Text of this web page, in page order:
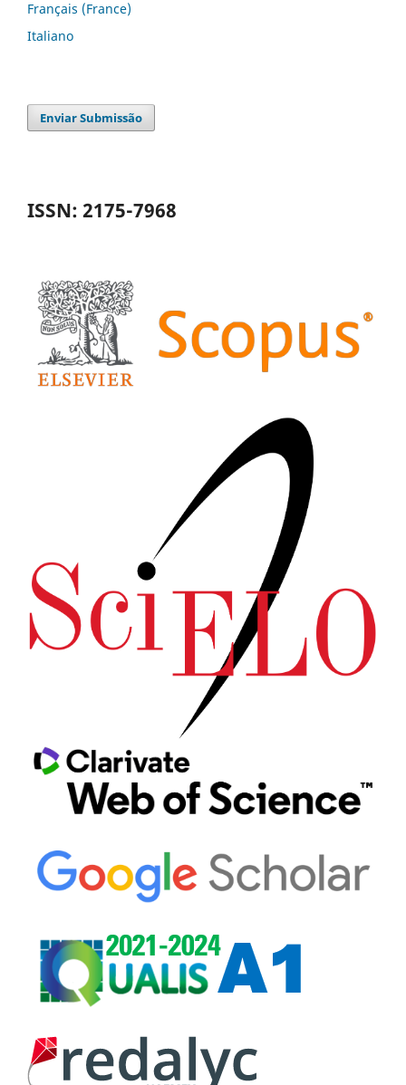
Français (France)
Italiano
Enviar Submissão
ISSN: 2175-7968